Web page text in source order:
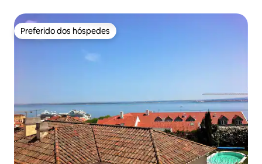
Preferido dos hóspedes
Preferido dos hóspedes